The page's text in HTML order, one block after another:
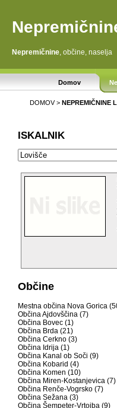
Nepremičnine , občine, naselja
Domov
DOMOV> NEPREMIČNINE
ISKALNIK
Občine
Mestna občina Nova Gorica
Občina Ajdovščina (7)
Občina Bovec (1)
Občina Brda (21)
Občina Cerkno (3)
Občina Idrija (1)
Občina Kanal ob Soči (9)
Občina Kobarid (4)
Občina Komen (10)
Občina Miren-Kostanjevica (7)
Občina Renče-Vogrsko (7)
Občina Sežana (3)
Občina Šempeter-Vrtojba (9)